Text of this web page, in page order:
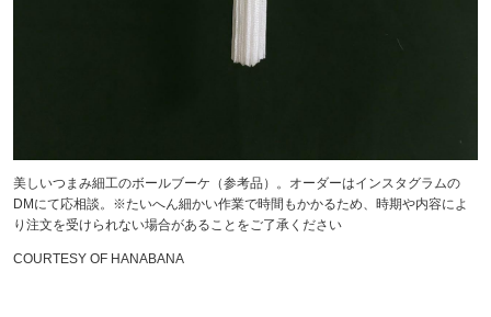
美しいつまみ細工のボールブーケ（参考品）。オーダーはインスタグラムの
DMにて応相談。※たいへん細かい作業で時間もかかるため、時期や内容によ
り注文を受けられない場合があることをご了承ください
COURTESY OF HANABANA